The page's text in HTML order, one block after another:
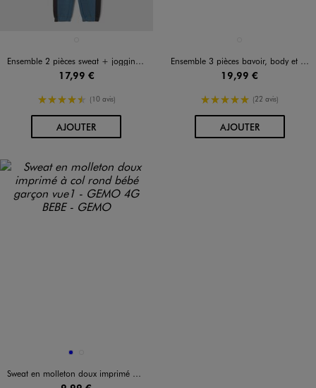
Ensemble 2 pièces sweat + jogging bébé garçon
17,99 €
4.5/5 de moyenne
(10 avis)
AJOUTERAU PANIER
Ensemble 3 pièces bavoir, body et pyjama bébé
19,99 €
5/5 de moyenne
(22 avis)
AJOUTERAU PANIER
Disponible en 2 coloris
BLEU
Sweat en molleton doux imprimé à col rond bébé garçon